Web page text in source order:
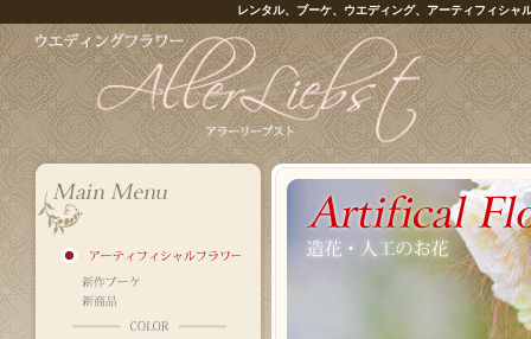
レンタル、ブーケ、ウエディング、アーティフィシャ